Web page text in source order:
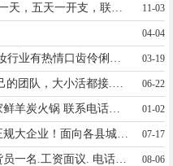
11-03
04-04
03-19
06-22
招聘后厨杂工，北六道街徐家鲜羊炭火锅 联系电话：13555339495 01-02
盛农牧业吉林有限公司招聘正规大企业！面向各县城招聘地销销售精英底薪3000每日补助300元任务达标月入14000五险一金齐全，社保待遇优厚电话:15143081178郭经理 07-17
海鲜区理货员一名、菜区理货员一名.工资面议. 电话 13284555928、 08-06